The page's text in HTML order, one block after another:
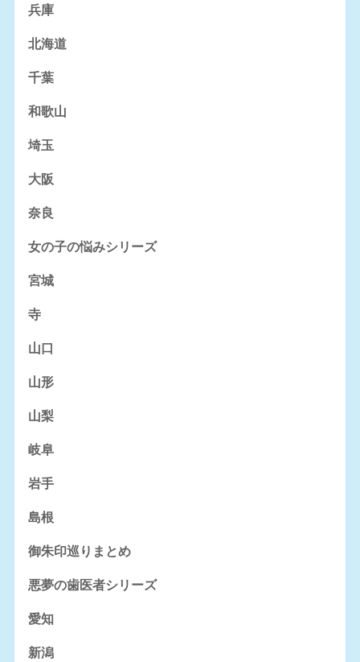
兵庫
北海道
千葉
和歌山
埼玉
大阪
奈良
女の子の悩みシリーズ
宮城
寺
山口
山形
山梨
岐阜
岩手
島根
御朱印巡りまとめ
悪夢の歯医者シリーズ
愛知
新潟